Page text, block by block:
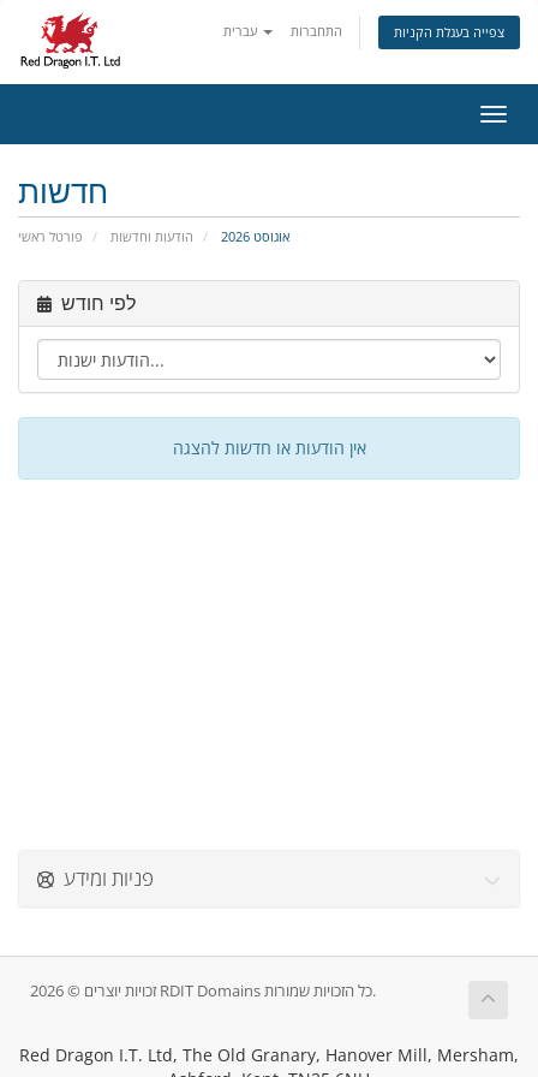
התחברות צפייה בעגלת הקניות
חדשות
פורטל ראשי הודעות וחדשות אוגוסט 2026
לפי חודש
אין הודעות או חדשות להצגה
פניות ומידע
זכויות יוצרים © 2026 RDIT Domains כל הזכויות שמורות.
Red Dragon I.T. Ltd, The Old Granary, Hanover Mill, Mersham,